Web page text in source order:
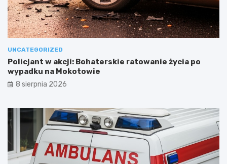
UNCATEGORIZED
Policjant w akcji: Bohaterskie ratowanie życia po
wypadku na Mokotowie
8 sierpnia 2026